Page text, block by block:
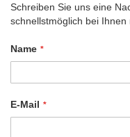
Schreiben Sie uns eine
schnellstmöglich bei Ihnen
Name
E-Mail